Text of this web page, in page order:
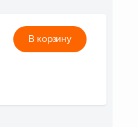
В корзину